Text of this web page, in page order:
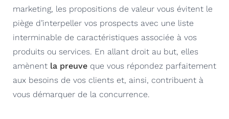
marketing, les propositions de valeur vous évitent le
piège d’interpeller vos prospects avec une liste
interminable de caractéristiques associée à vos
produits ou services. En allant droit au but, elles
amènent la preuve que vous répondez parfaitement
aux besoins de vos clients et, ainsi, contribuent à
vous démarquer de la concurrence.